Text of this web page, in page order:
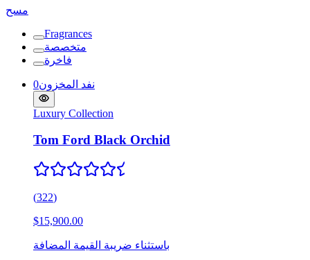
مسح
Fragrances
متخصصة
فاخرة
نفد المخزون0
Luxury Collection
Tom Ford Black Orchid
(322)
$15,900.00
باستثناء ضريبة القيمة المضافة